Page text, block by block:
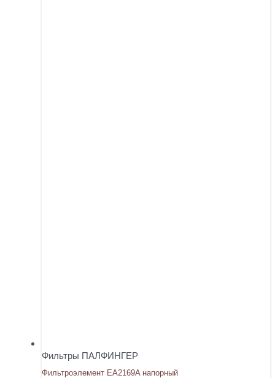
Фильтры ПАЛФИНГЕР
Фильтроэлемент EA2169A напорный